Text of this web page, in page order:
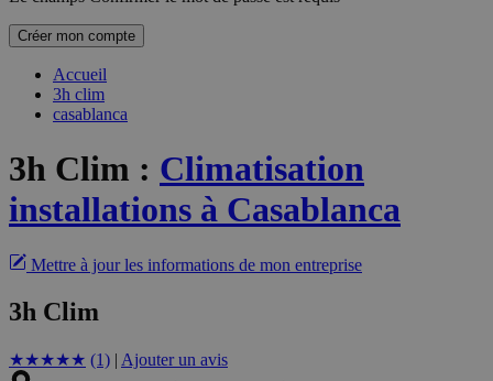
Créer mon compte
Accueil
3h clim
casablanca
3h Clim : Climatisation
installations à Casablanca
Mettre à jour les informations de mon entreprise
3h Clim
★★★★★ (1) | Ajouter un avis